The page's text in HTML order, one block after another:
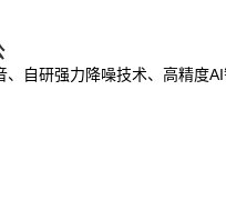
自研强力降噪技术、高精